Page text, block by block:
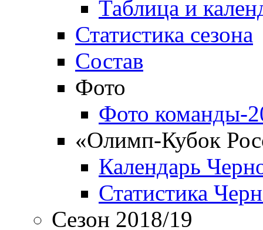
Таблица и
Статистика сезона
Состав
Фото
Фото команды-
«Олимп-Кубок
Календарь
Статистика
Сезон 2018/19